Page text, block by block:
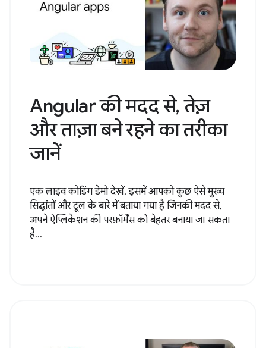
Angular की मदद से, तेज़
और ताज़ा बने रहने का तरीका
जानें
एक लाइव कोडिंग डेमो देखें. इसमें आपको कुछ ऐसे मुख्य
सिद्धांतों और टूल के बारे में बताया गया है जिनकी मदद से,
अपने ऐप्लिकेशन की परफ़ॉर्मेंस को बेहतर बनाया जा सकता
है...